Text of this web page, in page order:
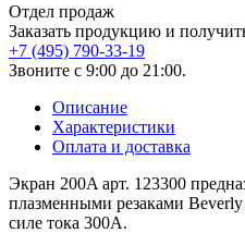
Отдел продаж
Заказать продукцию и
+7 (495) 790-33-19
Звоните с 9:00 до 21:00.
Описание
Характеристики
Оплата и доставка
Экран 200A арт. 123300
плазменными резаками
силе тока 300А.